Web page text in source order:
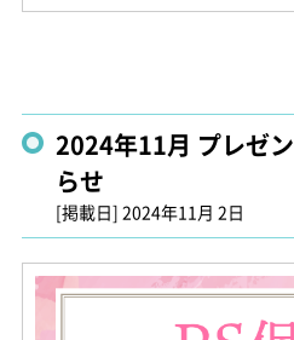
2024年11月 プレゼ
らせ
[掲載日] 2024年11月 2日